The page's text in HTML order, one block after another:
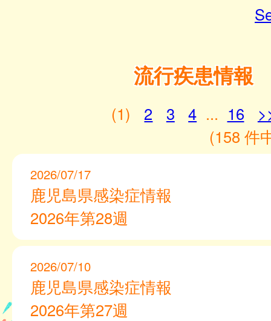
流行疾患情報
(1) 2 3 4 ... 16
(158 件
2026/07/17
鹿児島県感染症情報
2026年第28週
2026/07/10
鹿児島県感染症情報
2026年第27週